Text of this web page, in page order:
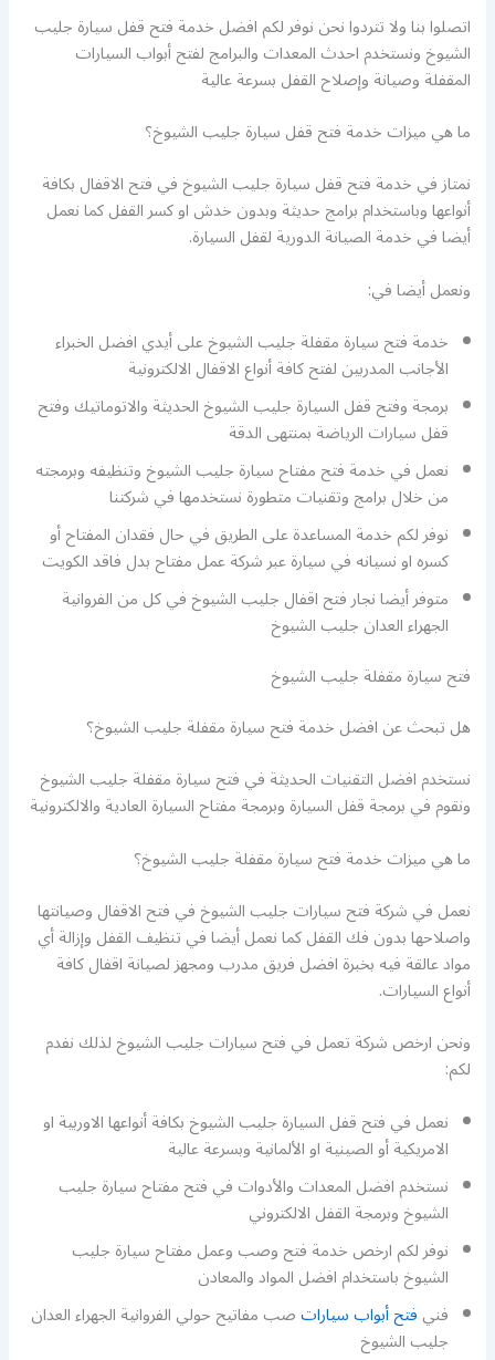
اتصلوا بنا ولا تتردوا نحن نوفر لكم افضل خدمة فتح قفل سيارة جليب
الشيوخ ونستخدم احدث المعدات والبرامج لفتح أبواب السيارات
المقفلة وصيانة وإصلاح القفل بسرعة عالية
ما هي ميزات خدمة فتح قفل سيارة جليب الشيوخ؟
نمتاز في خدمة فتح قفل سيارة جليب الشيوخ في فتح الاقفال بكافة
أنواعها وباستخدام برامج حديثة وبدون خدش او كسر القفل كما نعمل
أيضا في خدمة الصيانة الدورية لقفل السيارة.
ونعمل أيضا في:
خدمة فتح سيارة مقفلة جليب الشيوخ على أيدي افضل الخبراء
الأجانب المدربين لفتح كافة أنواع الاقفال الالكترونية
برمجة وفتح قفل السيارة جليب الشيوخ الحديثة والاتوماتيك وفتح
قفل سيارات الرياضة بمنتهى الدقة
نعمل في خدمة فتح مفتاح سيارة جليب الشيوخ وتنظيفه وبرمجته
من خلال برامج وتقنيات متطورة نستخدمها في شركتنا
نوفر لكم خدمة المساعدة على الطريق في حال فقدان المفتاح أو
كسره او نسيانه في سيارة عبر شركة عمل مفتاح بدل فاقد الكويت
متوفر أيضا نجار فتح اقفال جليب الشيوخ في كل من الفروانية
الجهراء العدان جليب الشيوخ
فتح سيارة مقفلة جليب الشيوخ
هل تبحث عن افضل خدمة فتح سيارة مقفلة جليب الشيوخ؟
نستخدم افضل التقنيات الحديثة في فتح سيارة مقفلة جليب الشيوخ
ونقوم في برمجة قفل السيارة وبرمجة مفتاح السيارة العادية والالكترونية
ما هي ميزات خدمة فتح سيارة مقفلة جليب الشيوخ؟
نعمل في شركة فتح سيارات جليب الشيوخ في فتح الاقفال وصيانتها
واصلاحها بدون فك القفل كما نعمل أيضا في تنظيف القفل وإزالة أي
مواد عالقة فيه بخبرة افضل فريق مدرب ومجهز لصيانة اقفال كافة
أنواع السيارات.
ونحن ارخص شركة تعمل في فتح سيارات جليب الشيوخ لذلك نفدم
لكم:
نعمل في فتح قفل السيارة جليب الشيوخ بكافة أنواعها الاوربية او
الامريكية أو الصينية او الألمانية وبسرعة عالية
نستخدم افضل المعدات والأدوات في فتح مفتاح سيارة جليب
الشيوخ وبرمجة القفل الالكتروني
نوفر لكم ارخص خدمة فتح وصب وعمل مفتاح سيارة جليب
الشيوخ باستخدام افضل المواد والمعادن
فنيفتح أبواب سياراتصب مفاتيح حولي الفروانية الجهراء العدان
جليب الشيوخ